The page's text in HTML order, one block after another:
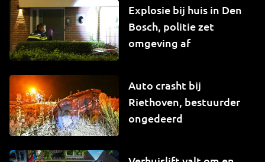
Explosie bij huis in Den
Bosch, politie zet
omgeving af
Auto crasht bij
Riethoven, bestuurder
ongedeerd